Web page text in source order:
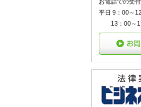
お電話での受
平日 9：00～
13：00～